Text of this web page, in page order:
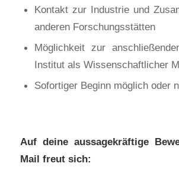
Kontakt zur Industrie und
anderen Forschungsstätten
Möglichkeit zur
Institut als Wissenschaftlicher
Sofortiger Beginn möglich oder
Auf deine aussagekräftige
Mail freut sich: